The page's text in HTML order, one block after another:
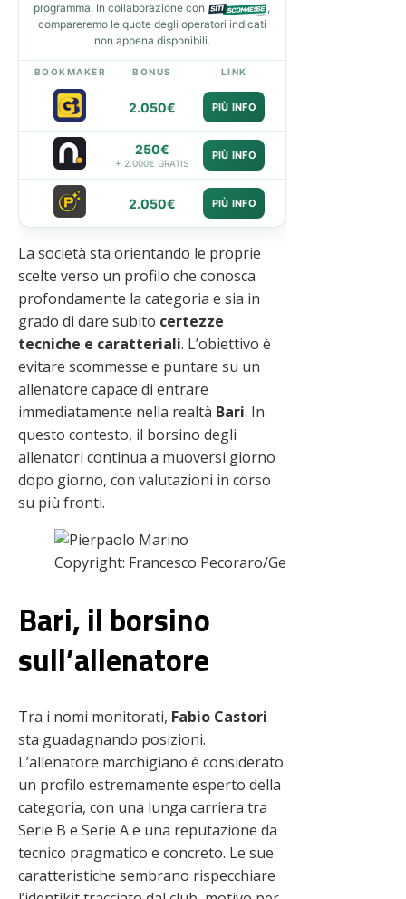
programma. In collaborazione con
,
compareremo le quote degli operatori indicati
non appena disponibili.
BOOKMAKER BONUS LINK
2.050€ PIÙ INFO
250€
+ 2.000€ GRATIS
PIÙ INFO
2.050€ PIÙ INFO
La società sta orientando le proprie
scelte verso un profilo che conosca
profondamente la categoria e sia in
grado di dare subito certezze
tecniche e caratteriali. L’obiettivo è
evitare scommesse e puntare su un
allenatore capace di entrare
immediatamente nella realtà Bari. In
questo contesto, il borsino degli
allenatori continua a muoversi giorno
dopo giorno, con valutazioni in corso
su più fronti.
Copyright: Francesco Pecoraro/Getty Images – Via
Bari, il borsino
sull’allenatore
Tra i nomi monitorati, Fabio Castori
sta guadagnando posizioni.
L’allenatore marchigiano è considerato
un profilo estremamente esperto della
categoria, con una lunga carriera tra
Serie B e Serie A e una reputazione da
tecnico pragmatico e concreto. Le sue
caratteristiche sembrano rispecchiare